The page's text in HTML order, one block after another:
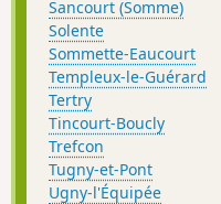
Sancourt (Somme)
Solente
Sommette-Eaucourt
Templeux-le-Guérard
Tertry
Tincourt-Boucly
Trefcon
Tugny-et-Pont
Ugny-l'Équipée